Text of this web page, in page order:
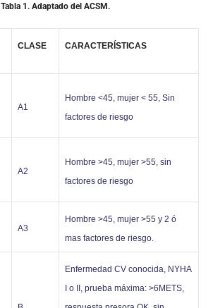
Tabla 1. Adaptado del ACSM.
CLASE CARACTERÍSTICAS
A1
Hombre <45, mujer < 55, Sin
factores de riesgo
A2
Hombre >45, mujer >55, sin
factores de riesgo
A3
Hombre >45, mujer >55 y 2 ó
mas factores de riesgo.
Enfermedad CV conocida, NYHA
I o II, prueba máxima: >6METS,